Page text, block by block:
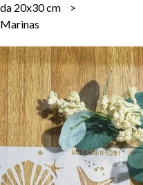
20x30 cm